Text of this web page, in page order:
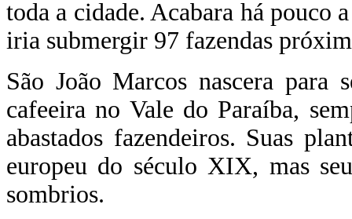
toda a cidade. Acabara há pouco
iria submergir 97 fazendas
São João Marcos nascera para
cafeeira no Vale do Paraíba,
abastados fazendeiros. Suas
europeu do século XIX, mas
sombrios.